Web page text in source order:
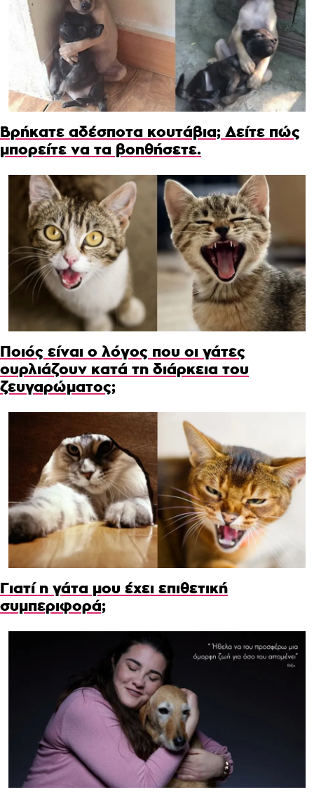
Βρήκατε αδέσποτα κουτάβια; Δείτε πώς
μπορείτε να τα βοηθήσετε.
Ποιός είναι ο λόγος που οι γάτες
ουρλιάζουν κατά τη διάρκεια του
ζευγαρώματος;
Γιατί η γάτα μου έχει επιθετική
συμπεριφορά;